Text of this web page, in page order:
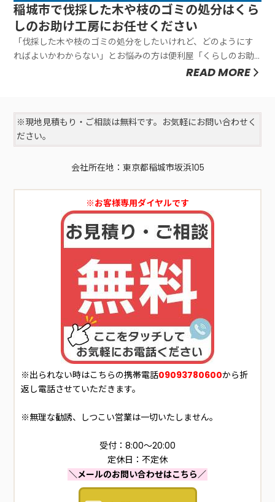
稲城市で伐採した木や枝のゴミの処分はくら
しのお助け工房にお任せください
「伐採した木や枝のゴミの処分をしたいけれど、どのようにす
ればよいかわからない」とお悩みの方は便利屋「くらしのお助
け工房」にお任せください。弊社は伐採した木や枝のゴミの処
が弊社の強みです。ぜ...
READ MORE
※現地見積もり・ご相談は無料です。お気軽にお問い合わせく
ださい。
会社所在地：東京都稲城市坂浜105
※お客様専用ダイヤルです
※出られない時はこちらの携帯電話09093780600から折
返し電話させていただきます。
※無理な勧誘、しつこい営業は一切いたしません。
受付：8:00～20:00
定休日：不定休
＼メールのお問い合わせはこちら／